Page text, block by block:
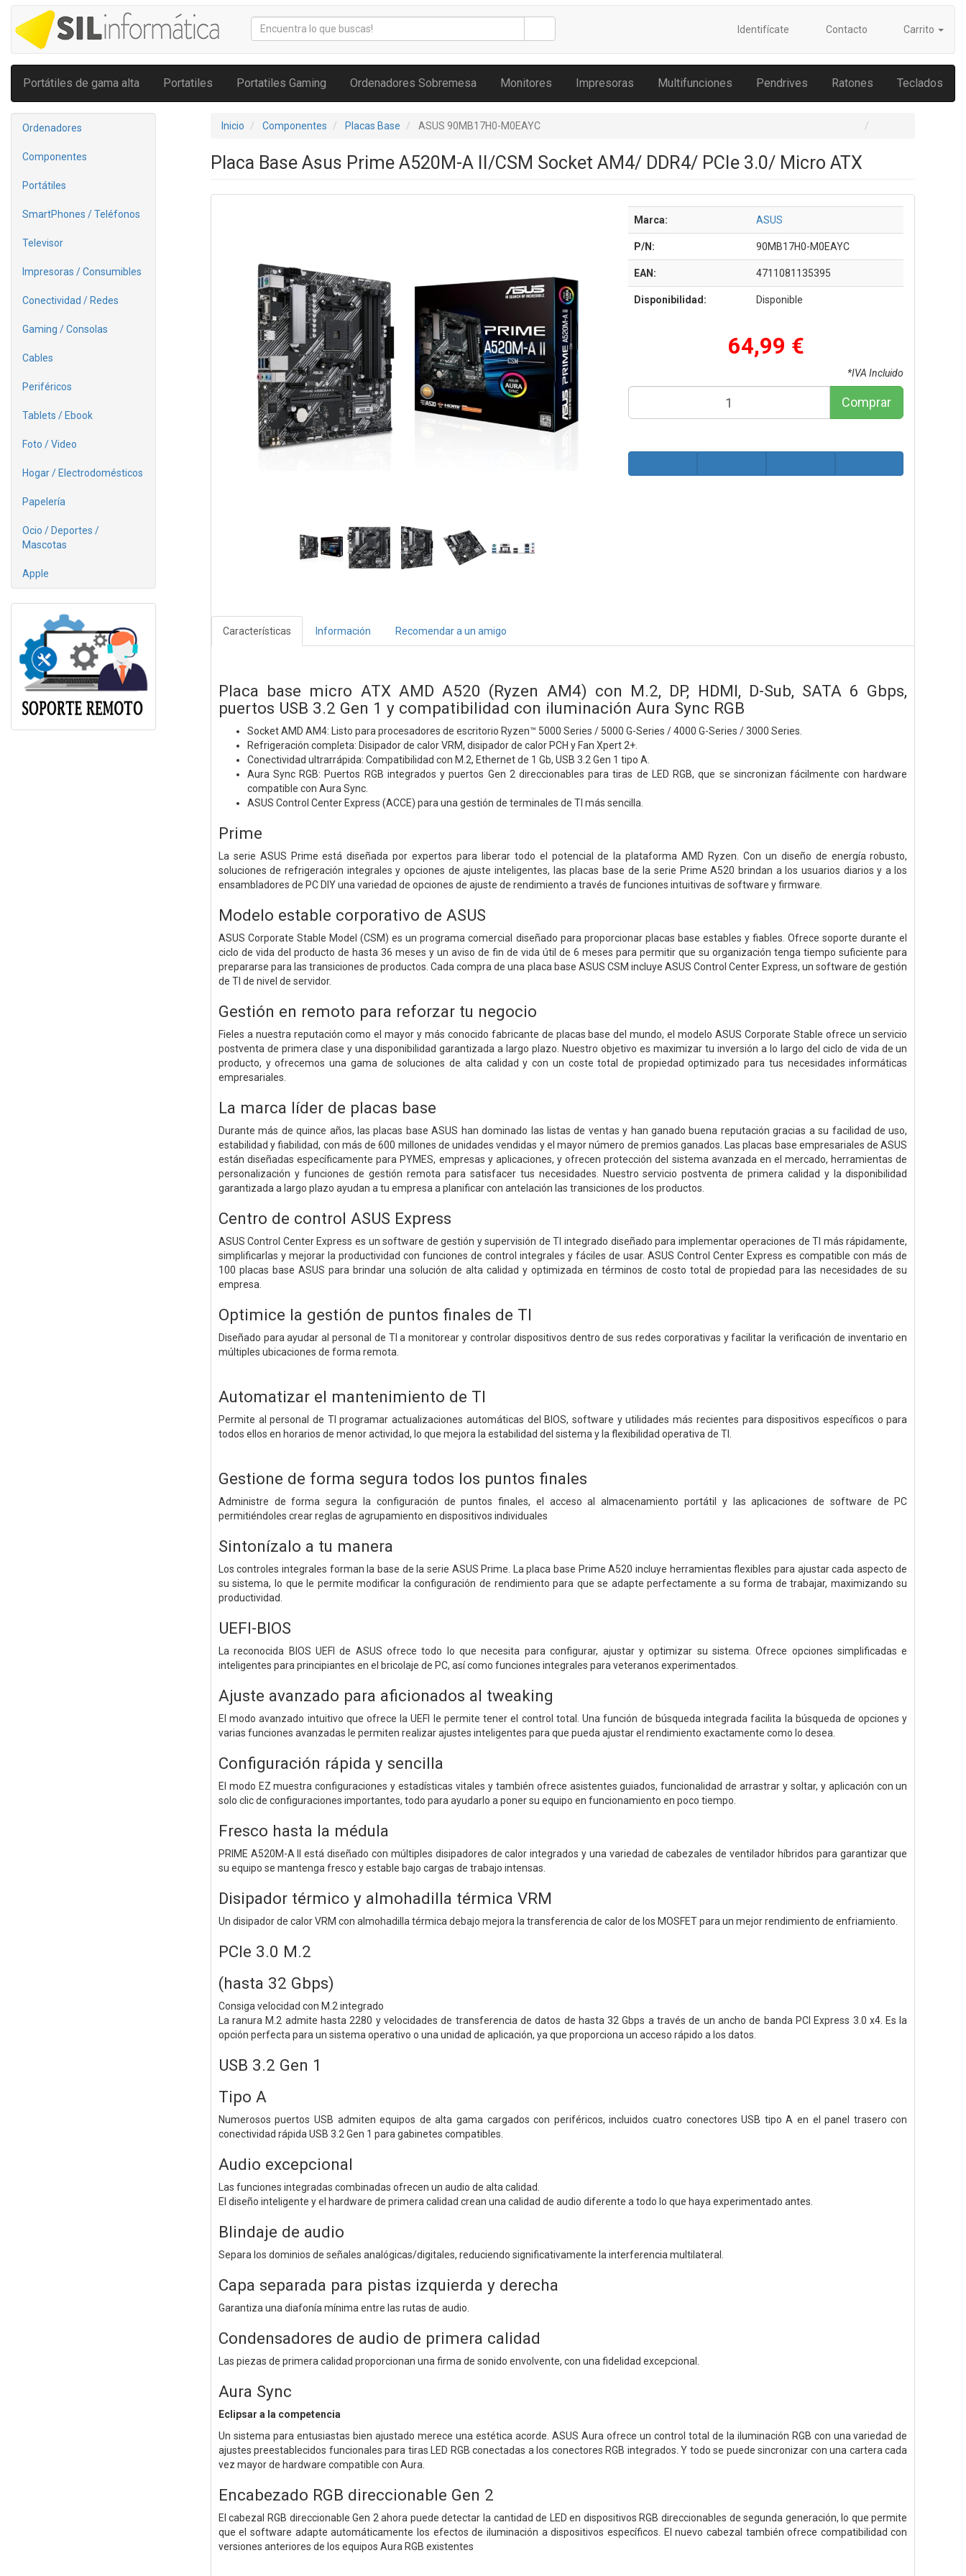
Identifícate Contacto Carrito
Portátiles de gama alta Portatiles Portatiles Gaming Ordenadores Sobremesa Monitores Impresoras Multifunciones Pendrives Ratones Teclados
Ordenadores
Componentes
Portátiles
SmartPhones / Teléfonos
Televisor
Impresoras / Consumibles
Conectividad / Redes
Gaming / Consolas
Cables
Periféricos
Tablets / Ebook
Foto / Video
Hogar / Electrodomésticos
Papelería
Ocio / Deportes /
Mascotas
Apple
Inicio Componentes Placas Base ASUS 90MB17H0-M0EAYC
Placa Base Asus Prime A520M-A II/CSM Socket AM4/ DDR4/ PCIe 3.0/ Micro ATX
Marca: ASUS
P/N: 90MB17H0-M0EAYC
EAN: 4711081135395
Disponibilidad: Disponible
64,99 €
*IVA Incluido
Comprar
Características Información Recomendar a un amigo
Placa base micro ATX AMD A520 (Ryzen AM4) con M.2, DP, HDMI, D-Sub, SATA 6 Gbps,
puertos USB 3.2 Gen 1 y compatibilidad con iluminación Aura Sync RGB
Socket AMD AM4: Listo para procesadores de escritorio Ryzen™ 5000 Series / 5000 G-Series / 4000 G-Series / 3000 Series.
Refrigeración completa: Disipador de calor VRM, disipador de calor PCH y Fan Xpert 2+.
Conectividad ultrarrápida: Compatibilidad con M.2, Ethernet de 1 Gb, USB 3.2 Gen 1 tipo A.
Aura Sync RGB: Puertos RGB integrados y puertos Gen 2 direccionables para tiras de LED RGB, que se sincronizan fácilmente con hardware
compatible con Aura Sync.
ASUS Control Center Express (ACCE) para una gestión de terminales de TI más sencilla.
Prime
La serie ASUS Prime está diseñada por expertos para liberar todo el potencial de la plataforma AMD Ryzen. Con un diseño de energía robusto,
soluciones de refrigeración integrales y opciones de ajuste inteligentes, las placas base de la serie Prime A520 brindan a los usuarios diarios y a los
ensambladores de PC DIY una variedad de opciones de ajuste de rendimiento a través de funciones intuitivas de software y firmware.
Modelo estable corporativo de ASUS
ASUS Corporate Stable Model (CSM) es un programa comercial diseñado para proporcionar placas base estables y fiables. Ofrece soporte durante el
ciclo de vida del producto de hasta 36 meses y un aviso de fin de vida útil de 6 meses para permitir que su organización tenga tiempo suficiente para
prepararse para las transiciones de productos. Cada compra de una placa base ASUS CSM incluye ASUS Control Center Express, un software de gestión
de TI de nivel de servidor.
Gestión en remoto para reforzar tu negocio
Fieles a nuestra reputación como el mayor y más conocido fabricante de placas base del mundo, el modelo ASUS Corporate Stable ofrece un servicio
postventa de primera clase y una disponibilidad garantizada a largo plazo. Nuestro objetivo es maximizar tu inversión a lo largo del ciclo de vida de un
producto, y ofrecemos una gama de soluciones de alta calidad y con un coste total de propiedad optimizado para tus necesidades informáticas
empresariales.
La marca líder de placas base
Durante más de quince años, las placas base ASUS han dominado las listas de ventas y han ganado buena reputación gracias a su facilidad de uso,
estabilidad y fiabilidad, con más de 600 millones de unidades vendidas y el mayor número de premios ganados. Las placas base empresariales de ASUS
están diseñadas específicamente para PYMES, empresas y aplicaciones, y ofrecen protección del sistema avanzada en el mercado, herramientas de
personalización y funciones de gestión remota para satisfacer tus necesidades. Nuestro servicio postventa de primera calidad y la disponibilidad
garantizada a largo plazo ayudan a tu empresa a planificar con antelación las transiciones de los productos.
Centro de control ASUS Express
ASUS Control Center Express es un software de gestión y supervisión de TI integrado diseñado para implementar operaciones de TI más rápidamente,
simplificarlas y mejorar la productividad con funciones de control integrales y fáciles de usar. ASUS Control Center Express es compatible con más de
100 placas base ASUS para brindar una solución de alta calidad y optimizada en términos de costo total de propiedad para las necesidades de su
empresa.
Optimice la gestión de puntos finales de TI
Diseñado para ayudar al personal de TI a monitorear y controlar dispositivos dentro de sus redes corporativas y facilitar la verificación de inventario en
múltiples ubicaciones de forma remota.
Automatizar el mantenimiento de TI
Permite al personal de TI programar actualizaciones automáticas del BIOS, software y utilidades más recientes para dispositivos específicos o para
todos ellos en horarios de menor actividad, lo que mejora la estabilidad del sistema y la flexibilidad operativa de TI.
Gestione de forma segura todos los puntos finales
Administre de forma segura la configuración de puntos finales, el acceso al almacenamiento portátil y las aplicaciones de software de PC
permitiéndoles crear reglas de agrupamiento en dispositivos individuales
Sintonízalo a tu manera
Los controles integrales forman la base de la serie ASUS Prime. La placa base Prime A520 incluye herramientas flexibles para ajustar cada aspecto de
su sistema, lo que le permite modificar la configuración de rendimiento para que se adapte perfectamente a su forma de trabajar, maximizando su
productividad.
UEFI-BIOS
La reconocida BIOS UEFI de ASUS ofrece todo lo que necesita para configurar, ajustar y optimizar su sistema. Ofrece opciones simplificadas e
inteligentes para principiantes en el bricolaje de PC, así como funciones integrales para veteranos experimentados.
Ajuste avanzado para aficionados al tweaking
El modo avanzado intuitivo que ofrece la UEFI le permite tener el control total. Una función de búsqueda integrada facilita la búsqueda de opciones y
varias funciones avanzadas le permiten realizar ajustes inteligentes para que pueda ajustar el rendimiento exactamente como lo desea.
Configuración rápida y sencilla
El modo EZ muestra configuraciones y estadísticas vitales y también ofrece asistentes guiados, funcionalidad de arrastrar y soltar, y aplicación con un
solo clic de configuraciones importantes, todo para ayudarlo a poner su equipo en funcionamiento en poco tiempo.
Fresco hasta la médula
PRIME A520M-A II está diseñado con múltiples disipadores de calor integrados y una variedad de cabezales de ventilador híbridos para garantizar que
su equipo se mantenga fresco y estable bajo cargas de trabajo intensas.
Disipador térmico y almohadilla térmica VRM
Un disipador de calor VRM con almohadilla térmica debajo mejora la transferencia de calor de los MOSFET para un mejor rendimiento de enfriamiento.
PCIe 3.0 M.2
(hasta 32 Gbps)
Consiga velocidad con M.2 integrado
La ranura M.2 admite hasta 2280 y velocidades de transferencia de datos de hasta 32 Gbps a través de un ancho de banda PCI Express 3.0 x4. Es la
opción perfecta para un sistema operativo o una unidad de aplicación, ya que proporciona un acceso rápido a los datos.
USB 3.2 Gen 1
Tipo A
Numerosos puertos USB admiten equipos de alta gama cargados con periféricos, incluidos cuatro conectores USB tipo A en el panel trasero con
conectividad rápida USB 3.2 Gen 1 para gabinetes compatibles.
Audio excepcional
Las funciones integradas combinadas ofrecen un audio de alta calidad.
El diseño inteligente y el hardware de primera calidad crean una calidad de audio diferente a todo lo que haya experimentado antes.
Blindaje de audio
Separa los dominios de señales analógicas/digitales, reduciendo significativamente la interferencia multilateral.
Capa separada para pistas izquierda y derecha
Garantiza una diafonía mínima entre las rutas de audio.
Condensadores de audio de primera calidad
Las piezas de primera calidad proporcionan una firma de sonido envolvente, con una fidelidad excepcional.
Aura Sync
Eclipsar a la competencia
Un sistema para entusiastas bien ajustado merece una estética acorde. ASUS Aura ofrece un control total de la iluminación RGB con una variedad de
ajustes preestablecidos funcionales para tiras LED RGB conectadas a los conectores RGB integrados. Y todo se puede sincronizar con una cartera cada
vez mayor de hardware compatible con Aura.
Encabezado RGB direccionable Gen 2
El cabezal RGB direccionable Gen 2 ahora puede detectar la cantidad de LED en dispositivos RGB direccionables de segunda generación, lo que permite
que el software adapte automáticamente los efectos de iluminación a dispositivos específicos. El nuevo cabezal también ofrece compatibilidad con
versiones anteriores de los equipos Aura RGB existentes